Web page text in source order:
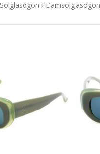
Solglasögon Damsolglasögon